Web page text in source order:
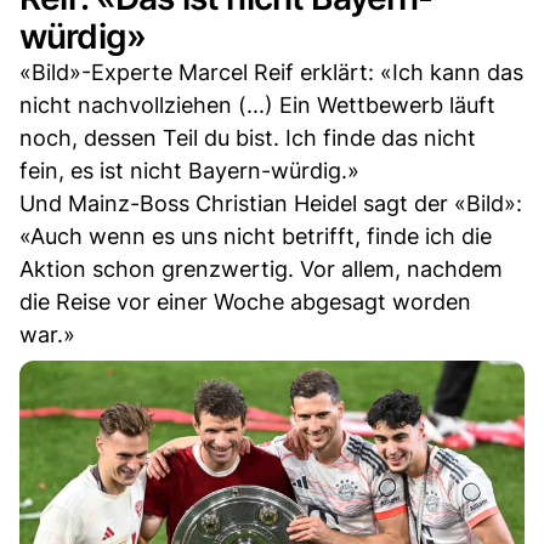
würdig»
«Bild»-Experte Marcel Reif erklärt: «Ich kann das
nicht nachvollziehen (...) Ein Wettbewerb läuft
noch, dessen Teil du bist. Ich finde das nicht
fein, es ist nicht Bayern-würdig.»
Und Mainz-Boss Christian Heidel sagt der «Bild»:
«Auch wenn es uns nicht betrifft, finde ich die
Aktion schon grenzwertig. Vor allem, nachdem
die Reise vor einer Woche abgesagt worden
war.»